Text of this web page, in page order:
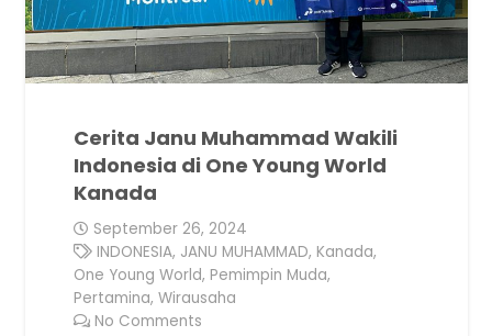
Cerita Janu Muhammad Wakili
Indonesia di One Young World
Kanada
September 26, 2024
INDONESIA, JANU MUHAMMAD, Kanada,
One Young World, Pemimpin Muda,
Pertamina, Wirausaha
No Comments